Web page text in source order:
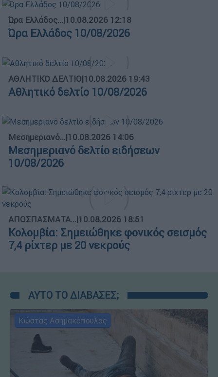
Ώρα Ελλάδος...|10.08.2026 12:18
Ώρα Ελλάδος 10/08/2026
ΑΘΛΗΤΙΚΟ ΔΕΛΤΙΟ|10.08.2026 19:43
Αθλητικό δελτίο 10/08/2026
Μεσημεριανό...|10.08.2026 14:06
Μεσημεριανό δελτίο ειδήσεων
10/08/2026
ΑΠΟΣΠΑΣΜΑΤΑ...|10.08.2026 18:51
Κολομβία: Σημειώθηκε φονικός σεισμός
7,4 ρίχτερ με 20 νεκρούς
ΑΥΤΟ ΤΟ ΔΙΑΒΑΣΕΣ;
Κώστας Ασημακόπουλος